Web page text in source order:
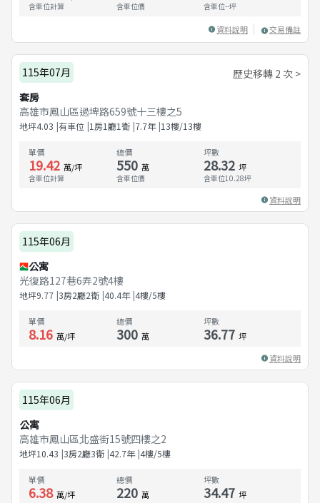
含車位計算 含車位價 含車位--坪
資料說明 交易備註
115年07月
歷史移轉 2 次 >
套房
高雄市鳳山區過埤路659號十三樓之5
地坪4.03 有車位 1房1廳1衛 7.7年 13樓/13樓
單價
19.42 萬/坪
含車位計算
總價
550 萬
含車位價
坪數
28.32 坪
含車位10.28坪
資料說明
115年06月
公寓
光復路127巷6弄2號4樓
地坪9.77 3房2廳2衛 40.4年 4樓/5樓
單價
8.16 萬/坪
總價
300 萬
坪數
36.77 坪
資料說明
115年06月
公寓
高雄市鳳山區北盛街15號四樓之2
地坪10.43 3房2廳3衛 42.7年 4樓/5樓
單價
6.38 萬/坪
總價
220 萬
坪數
34.47 坪